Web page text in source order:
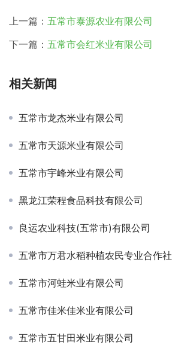
上一篇： 五常市泰源农业有限公司
下一篇： 五常市会红米业有限公司
相关新闻
五常市龙杰米业有限公司
五常市天源米业有限公司
五常市宇峰米业有限公司
黑龙江荣程食品科技有限公司
良运农业科技(五常市)有限公司
五常市万君水稻种植农民专业合作社
五常市河蛙米业有限公司
五常市佳米佳米业有限公司
五常市五甘田米业有限公司